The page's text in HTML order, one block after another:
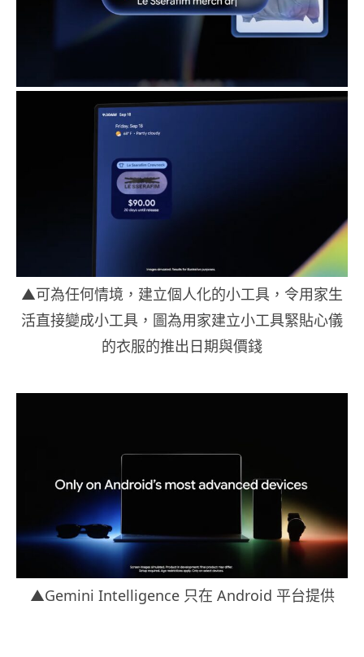
▲可為任何情境，建立個人化的小工具，令用家生
活直接變成小工具，圖為用家建立小工具緊貼心儀
的衣服的推出日期與價錢
▲Gemini Intelligence 只在 Android 平台提供